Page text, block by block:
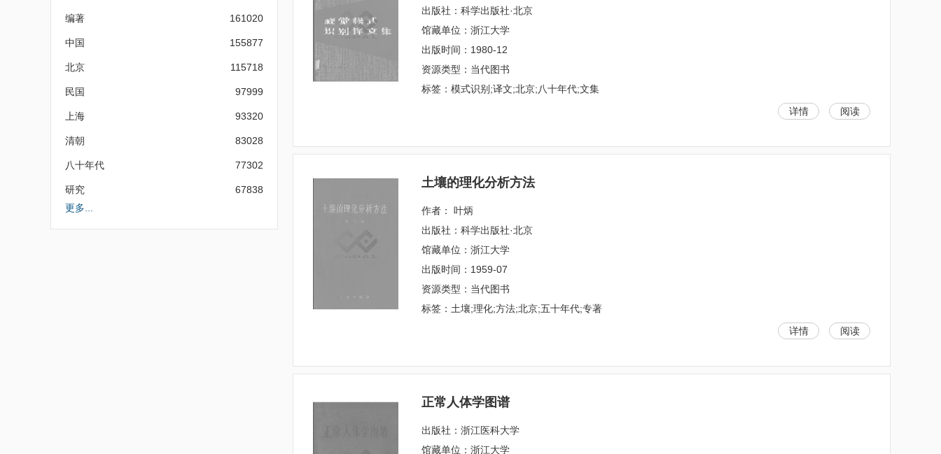
编著 161020
中国 155877
北京 115718
民国 97999
上海 93320
清朝 83028
八十年代 77302
研究
67838
更多...
出版社：科学出版社·北京
馆藏单位：浙江大学
出版时间：1980-12
资源类型：当代图书
标签：模式识别;译文;北京;八十年代;文集
详情
阅读
土壤的理化分析方法
作者： 叶炳
出版社：科学出版社·北京
馆藏单位：浙江大学
出版时间：1959-07
资源类型：当代图书
标签：土壤;理化;方法;北京;五十年代;专著
详情
阅读
正常人体学图谱
出版社：浙江医科大学
馆藏单位：浙江大学